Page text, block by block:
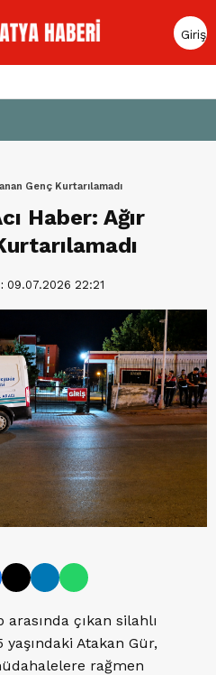
Giriş
Yap
Genç Kurtarılamadı
Haber: Ağır
09.07.2026 22:21
çıkan silahlı
yaşındaki Atakan Gür,
rağmen